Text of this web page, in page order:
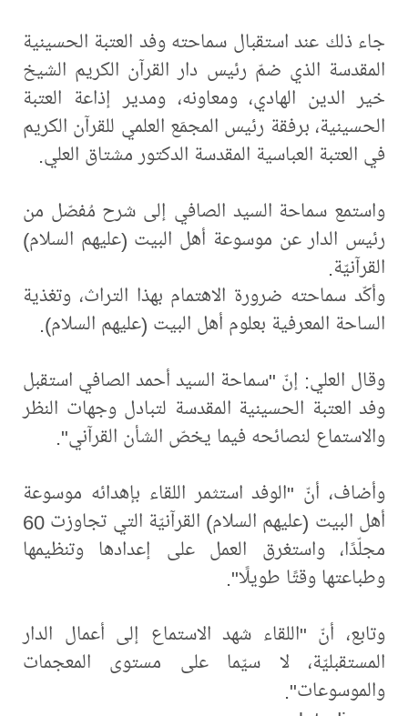
جاء ذلك عند استقبال سماحته وفد العتبة الحسينية
المقدسة الذي ضمّ رئيس دار القرآن الكريم الشيخ
خير الدين الهادي، ومعاونه، ومدير إذاعة العتبة
الحسينية، برفقة رئيس المجمَع العلمي للقرآن الكريم
في العتبة العباسية المقدسة الدكتور مشتاق العلي.
واستمع سماحة السيد الصافي إلى شرح مُفصّل من
رئيس الدار عن موسوعة أهل البيت (عليهم السلام)
القرآنيّة.
وأكّد سماحته ضرورة الاهتمام بهذا التراث، وتغذية
الساحة المعرفية بعلوم أهل البيت (عليهم السلام).
وقال العلي: إنّ "سماحة السيد أحمد الصافي استقبل
وفد العتبة الحسينية المقدسة لتبادل وجهات النظر
والاستماع لنصائحه فيما يخصّ الشأن القرآني".
وأضاف، أنّ "الوفد استثمر اللقاء بإهدائه موسوعة
أهل البيت (عليهم السلام) القرآنيّة التي تجاوزت 60
مجلّدًا، واستغرق العمل على إعدادها وتنظيمها
وطباعتها وقتًا طويلًا".
وتابع، أنّ "اللقاء شهد الاستماع إلى أعمال الدار
المستقبليّة، لا سيّما على مستوى المعجمات
والموسوعات".